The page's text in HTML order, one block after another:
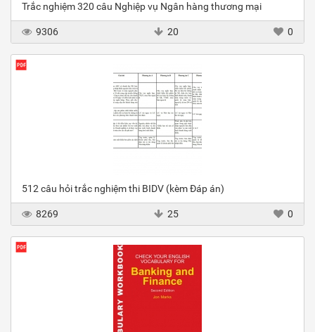
Trắc nghiệm 320 câu Nghiệp vụ Ngân hàng thương mại
9306 20 0
512 câu hỏi trắc nghiệm thi BIDV (kèm Đáp án)
8269 25 0